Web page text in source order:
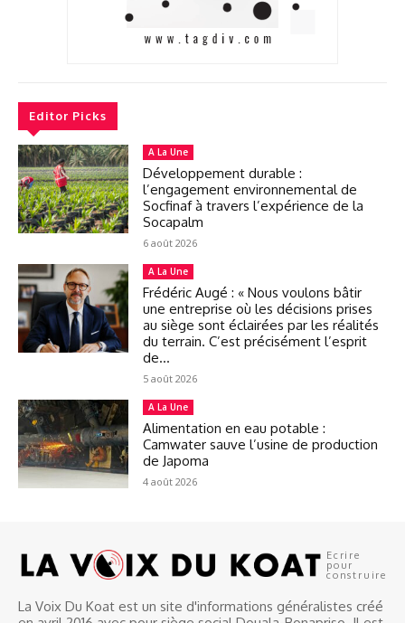
Editor Picks
A La Une
Développement durable :
l’engagement environnemental de
Socfinaf à travers l’expérience de la
Socapalm
6 août 2026
A La Une
Frédéric Augé : « Nous voulons bâtir
une entreprise où les décisions prises
au siège sont éclairées par les réalités
du terrain. C’est précisément l’esprit
de...
5 août 2026
A La Une
Alimentation en eau potable :
Camwater sauve l’usine de production
de Japoma
4 août 2026
Ecrire
pour
construire
La Voix Du Koat est un site d'informations généralistes créé